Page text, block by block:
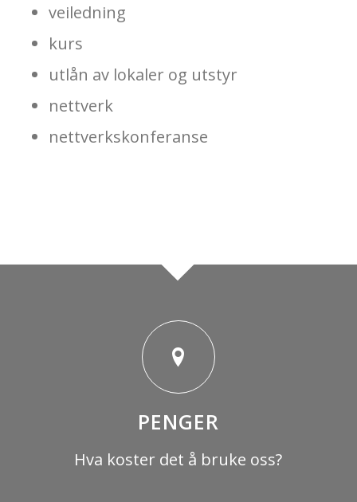
veiledning
kurs
utlån av lokaler og utstyr
nettverk
nettverkskonferanse
PENGER
Hva koster det å bruke oss?